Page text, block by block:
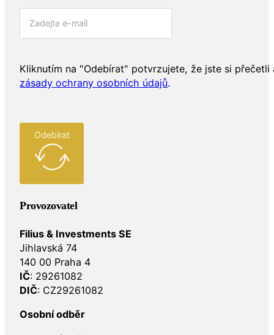
Kliknutím na "Odebírat" potvrzujete, že jste si přečetli
zásady ochrany osobních údajů.
Odebírat
Provozovatel
Filius & Investments SE
Jihlavská 74
140 00 Praha 4
IČ: 29261082
DIČ: CZ29261082
Osobní odběr